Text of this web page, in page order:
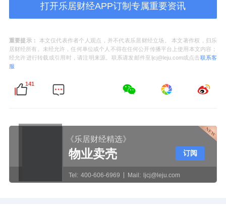
3000个、义务教育学位4440个；新建公办幼儿
区城镇化进程，动态调整优化中小学校、幼儿
园网点布局。
通过一系列措施，如期实现莲塘一中、莲塘四
个个“落地开花”，优质教育集聚效应已开始在
象湖滨江片区呈现，“学在昌南”的教育品牌更
加响亮。
打开乐居财经APP订制专属重要资讯
重要提示：
本文仅代表作者个人观点，并不代表乐居财经立场。 本文著作权，归乐
居财经所有。未经允许，任何单位或个人不得在任何公开传播平台上使用本文内容；
经允许进行转载或引用时，请注明来源。联系请发邮件至ljcj@leju.com或点击联系客
服
141
《乐居财经精选》
物业卖壳
Tel: 400-606-6969 Mail: ljcj@leju.com
订阅